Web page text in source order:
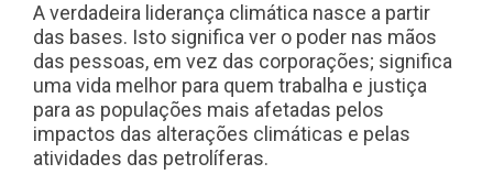
A verdadeira liderança climática nasce a partir
das bases. Isto significa ver o poder nas mãos
das pessoas, em vez das corporações; significa
uma vida melhor para quem trabalha e justiça
para as populações mais afetadas pelos
impactos das alterações climáticas e pelas
atividades das petrolíferas.